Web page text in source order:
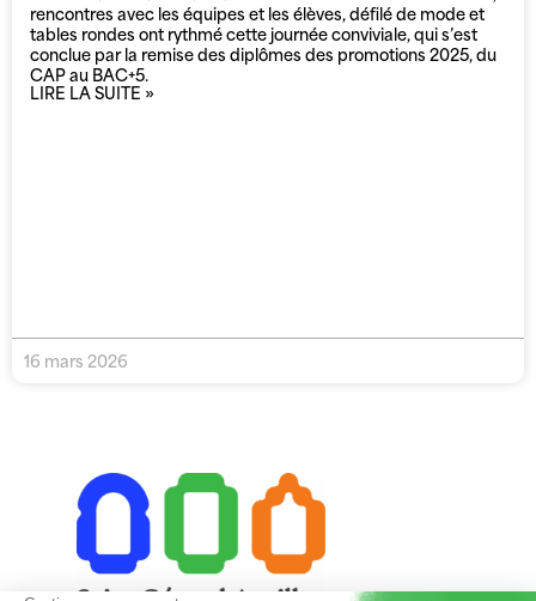
rencontres avec les équipes et les élèves, défilé de mode et
tables rondes ont rythmé cette journée conviviale, qui s’est
conclue par la remise des diplômes des promotions 2025, du
CAP au BAC+5.
LIRE LA SUITE »
16 mars 2026